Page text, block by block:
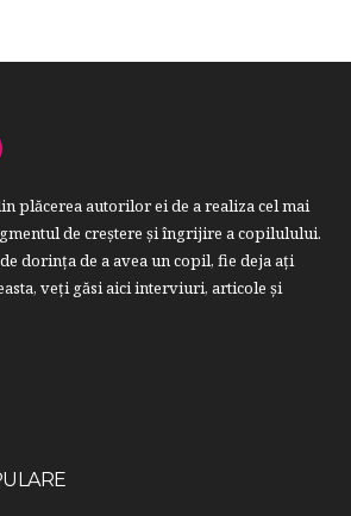
plăcerea autorilor ei de a realiza cel mai
de creştere şi îngrijire a copilulului.
dorinţa de a avea un copil, fie deja aţi
veți găsi aici interviuri, articole şi